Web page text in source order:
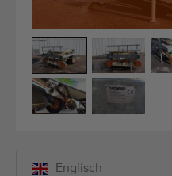
Englisch